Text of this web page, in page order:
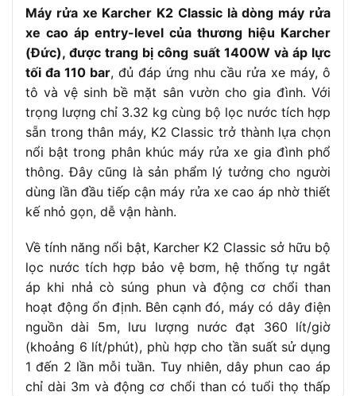
Chiều dài dây phun áp lực
cao
Tích hợp bộ lọc nước
Có
39.3 cm x 17.1 cm x 24.3 cm
Trọng lượng
3.32 kg
Máy rửa xe Karcher K2 Classic là dòng máy rửa
xe cao áp entry-level của thương hiệu Karcher
(Đức), được trang bị công suất 1400W và áp lực
tối đa 110 bar, đủ đáp ứng nhu cầu rửa xe máy, ô
tô và vệ sinh bề mặt sân vườn cho gia đình. Với
trọng lượng chỉ 3.32 kg cùng bộ lọc nước tích hợp
sẵn trong thân máy, K2 Classic trở thành lựa chọn
nổi bật trong phân khúc máy rửa xe gia đình phổ
thông. Đây cũng là sản phẩm lý tưởng cho người
dùng lần đầu tiếp cận máy rửa xe cao áp nhờ thiết
kế nhỏ gọn, dễ vận hành.
Về tính năng nổi bật, Karcher K2 Classic sở hữu bộ
lọc nước tích hợp bảo vệ bơm, hệ thống tự ngắt
áp khi nhả cò súng phun và động cơ chổi than
hoạt động ổn định. Bên cạnh đó, máy có dây điện
nguồn dài 5m, lưu lượng nước đạt 360 lít/giờ
(khoảng 6 lít/phút), phù hợp cho tần suất sử dụng
1 đến 2 lần mỗi tuần. Tuy nhiên, dây phun cao áp
chỉ dài 3m và động cơ chổi than có tuổi thọ thấp